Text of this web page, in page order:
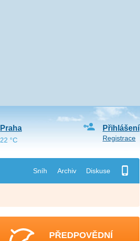
Sníh Archiv Diskuse
Přihlášení
Registrace
Praha
22 °C
PŘEDPOVĚDNÍ